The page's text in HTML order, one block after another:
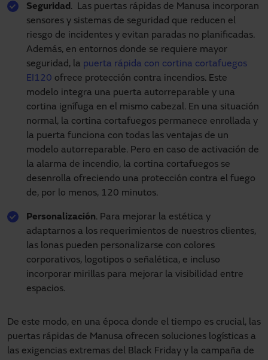
Seguridad . Las puertas rápidas de Manusa incorporan
sensores y sistemas de seguridad que reducen el
riesgo de incidentes y evitan paradas no planificadas.
Además, en entornos donde se requiere mayor
seguridad, la puerta rápida con cortina cortafuegos
EI120 ofrece protección contra incendios. Este
modelo integra una puerta autorreparable y una
cortina ignífuga en el mismo cabezal. En una situación
normal, la cortina cortafuegos permanece enrollada y
la puerta funciona con todas las ventajas de un
modelo autorreparable. Pero en caso de activación de
la alarma de incendio, la cortina cortafuegos se
desenrolla ofreciendo una protección contra el fuego
de, por lo menos, 120 minutos.
Personalización. Para mejorar la estética y
adaptarnos a los requerimientos de nuestros clientes,
las lonas pueden personalizarse con colores
corporativos, logotipos o señalética, e incluso
incorporar mirillas para mejorar la visibilidad entre
espacios.
De este modo, en una época donde el tiempo es crucial, las
puertas rápidas de Manusa ofrecen soluciones logísticas a
las exigencias extremas del Black Friday y la campaña de